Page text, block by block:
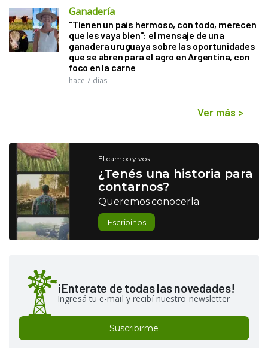
Ganadería
"Tienen un país hermoso, con todo, merecen
que les vaya bien": el mensaje de una
ganadera uruguaya sobre las oportunidades
que se abren para el agro en Argentina, con
foco en la carne
hace 7 días
Ver más >
El campo y vos
¿Tenés una historia para
contarnos?
Queremos conocerla
Escribinos
¡Enterate de todas las novedades!
Ingresá tu e-mail y recibí nuestro newsletter
Suscribirme